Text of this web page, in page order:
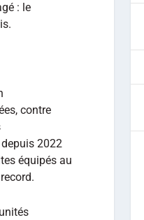
: le
contre
2022
équipés au